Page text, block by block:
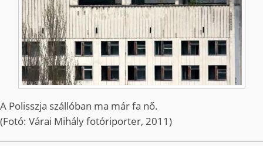
A Polisszja szállóban ma már fa nő.
(Fotó: Várai Mihály fotóriporter, 2011)